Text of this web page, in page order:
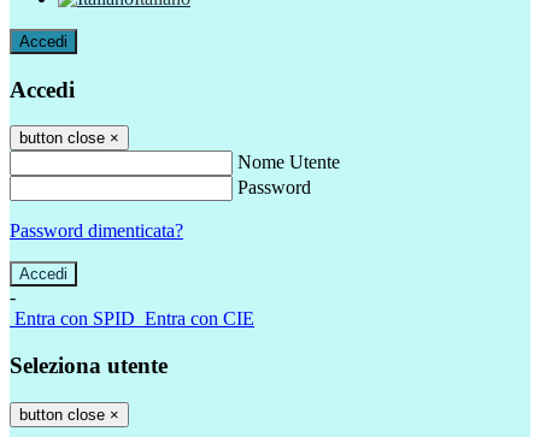
Accedi
Accedi
button close ×
Nome Utente
Password
Password dimenticata?
-
Entra con SPID Entra con CIE
Seleziona utente
button close ×